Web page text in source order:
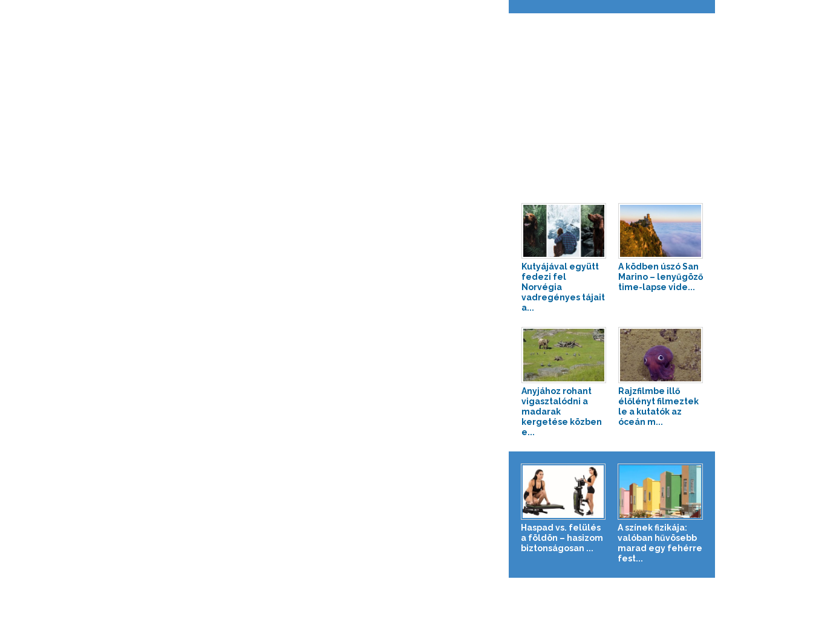
Kutyájával együtt
fedezi fel
Norvégia
vadregényes tájait
a...
A ködben úszó San
Marino – lenyűgöző
time-lapse vide...
Anyjához rohant
vigasztalódni a
madarak
kergetése közben
e...
Rajzfilmbe illő
élőlényt filmeztek
le a kutatók az
óceán m...
Haspad vs. felülés
a földön – hasizom
biztonságosan ...
A színek fizikája:
valóban hűvösebb
marad egy fehérre
fest...